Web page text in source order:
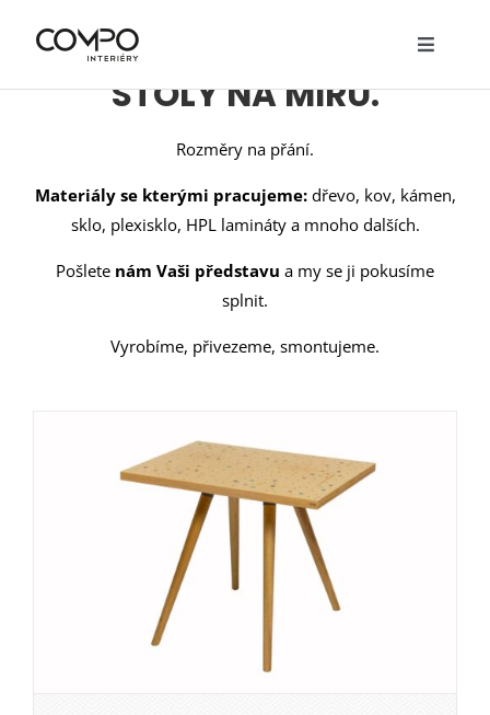
Toggle
O nás
Realizace
Návrhy
VYRÁBÍME ORIGINÁLNÍ
STOLY NA MÍRU.
Rozměry na přání.
Materiály se kterými pracujeme:dřevo, kov, kámen,
sklo, plexisklo, HPL lamináty a mnoho dalších.
Pošlete nám Vaši představu a my se ji pokusíme
splnit.
Vyrobíme, přivezeme, smontujeme.